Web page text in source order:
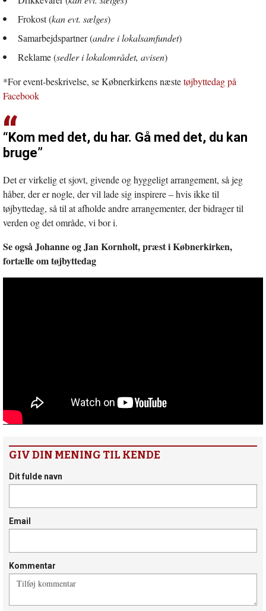
Frokost (kan evt. sælges)
Samarbejdspartner (andre i lokalsamfundet)
Reklame (sedler i lokalområdet, avisen)
*For event-beskrivelse, se Købnerkirkens næstetøjbyttedag på
Facebook
“Kom med det, du har. Gå med det, du kan
bruge”
Det er virkelig et sjovt, givende og hyggeligt arrangement, så jeg
håber, der er nogle, der vil lade sig inspirere – hvis ikke til
tøjbyttedag, så til at afholde andre arrangementer, der bidrager til
verden og det område, vi bor i.
Se også Johanne og Jan Kornholt, præst i Købnerkirken,
fortælle om tøjbyttedag
GIV DIN MENING TIL KENDE
Dit fulde navn
Email
Kommentar